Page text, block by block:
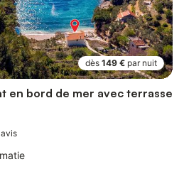
dès 149 € par nuit
en bord de mer avec terrasse
avis